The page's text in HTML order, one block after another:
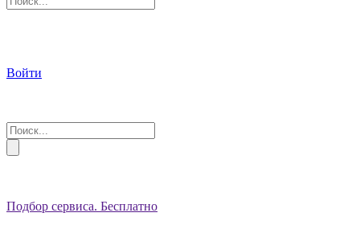
Войти
Подбор сервиса. Бесплатно